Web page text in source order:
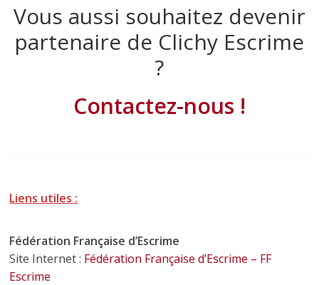
Vous aussi souhaitez devenir
partenaire de Clichy Escrime
?
Contactez-nous !
Liens utiles :
Fédération Française d’Escrime
Site Internet : Fédération Française d’Escrime – FF
Escrime